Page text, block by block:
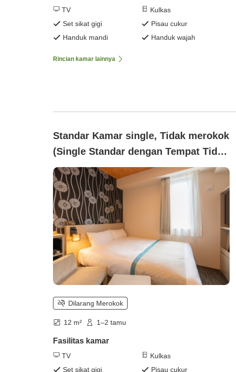
TV
Kulkas
Set sikat gigi
Pisau cukur
Handuk mandi
Handuk wajah
Rincian kamar lainnya
Standar Kamar single, Tidak merokok
(Single Standar dengan Tempat Tidur
Simmons 140cm □Semua Kamar
Bebas Asap Rokok□)
Dilarang Merokok
12 m² 1–2 tamu
Fasilitas kamar
TV
Kulkas
Set sikat gigi
Pisau cukur